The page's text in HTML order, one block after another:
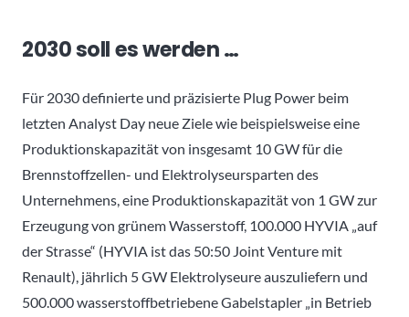
2030 soll es werden …
Für 2030 definierte und präzisierte Plug Power beim
letzten Analyst Day neue Ziele wie beispielsweise eine
Produktionskapazität von insgesamt 10 GW für die
Brennstoffzellen- und Elektrolyseursparten des
Unternehmens, eine Produktionskapazität von 1 GW zur
Erzeugung von grünem Wasserstoff, 100.000 HYVIA „auf
der Strasse“ (HYVIA ist das 50:50 Joint Venture mit
Renault), jährlich 5 GW Elektrolyseure auszuliefern und
500.000 wasserstoffbetriebene Gabelstapler „in Betrieb